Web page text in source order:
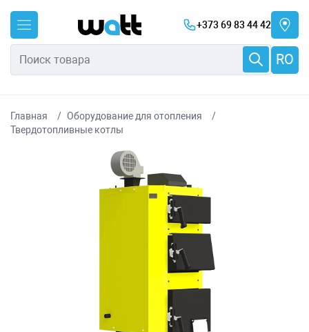
+373 69 83 44 42
RO
Главная
Оборудование для отопления
Твердотопливные котлы